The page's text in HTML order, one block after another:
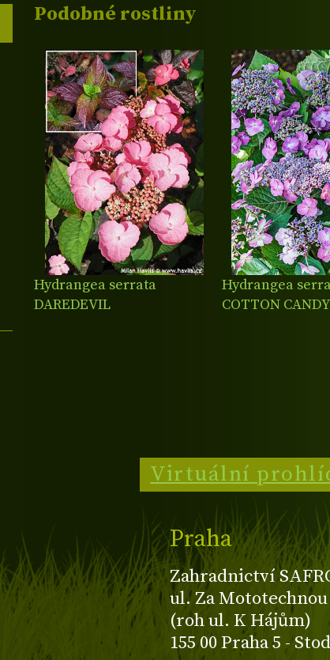
Podobné rostliny
Hydrangea serrata
DAREDEVIL
Hydrangea
COTTON CANDY
Virtuální
Praha
Zahradnictví
ul. Za Mototechnou
(roh ul. K Hájům)
155 00 Praha 5 -